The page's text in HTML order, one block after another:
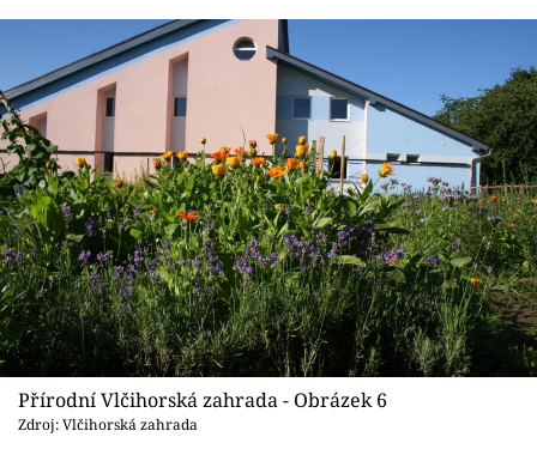
Přírodní Vlčihorská zahrada - Obrázek 6
Zdroj: Vlčihorská zahrada